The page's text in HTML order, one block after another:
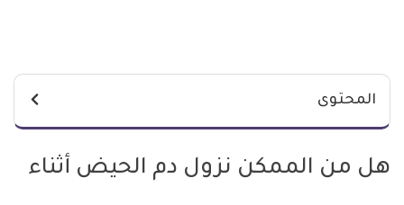
المحتوى
هل من الممكن نزول دم الحيض أثناء